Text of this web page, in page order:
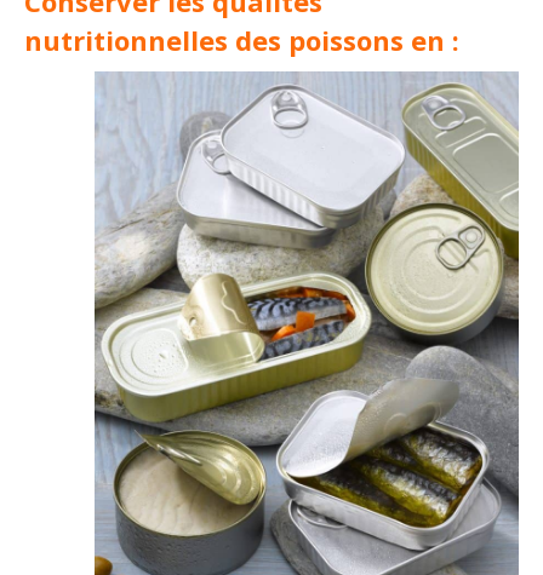
nutritionnelles des poissons en :